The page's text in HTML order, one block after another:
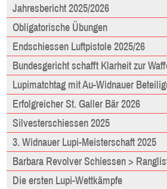
Jahresbericht 2025/2026
Obligatorische Übungen
Endschiessen Luftpistole 2025/26
Bundesgericht schafft Klarheit zur
Lupimatchtag mit Au-Widnauer
Erfolgreicher St. Galler Bär 2026
Silvesterschiessen 2025
3. Widnauer Lupi-Meisterschaft 2025
Barbara Revolver Schiessen >
Die ersten Lupi-Wettkämpfe